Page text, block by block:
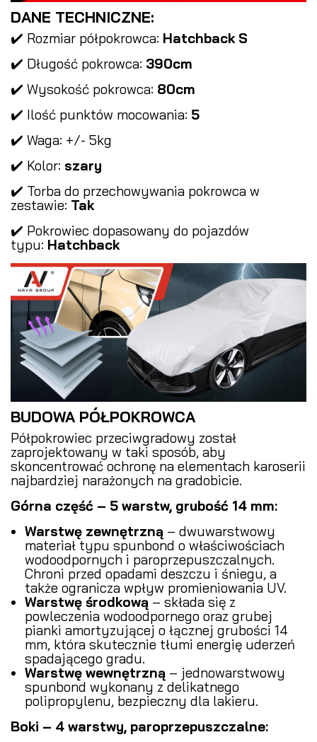
DANE TECHNICZNE:
✔️ Rozmiar półpokrowca: Hatchback S
✔️ Długość pokrowca: 390cm
✔️ Wysokość pokrowca: 80cm
✔️ Ilość punktów mocowania: 5
✔️ Waga: +/- 5kg
✔️ Kolor: szary
✔️ Torba do przechowywania pokrowca w
zestawie: Tak
✔️ Pokrowiec dopasowany do pojazdów
typu: Hatchback
BUDOWA PÓŁPOKROWCA
Półpokrowiec przeciwgradowy został
zaprojektowany w taki sposób, aby
skoncentrować ochronę na elementach karoserii
najbardziej narażonych na gradobicie.
Górna część – 5 warstw, grubość 14 mm:
Warstwę zewnętrzną – dwuwarstwowy
materiał typu spunbond o właściwościach
wodoodpornych i paroprzepuszczalnych.
Chroni przed opadami deszczu i śniegu, a
także ogranicza wpływ promieniowania UV.
Warstwę środkową – składa się z
powleczenia wodoodpornego oraz grubej
pianki amortyzującej o łącznej grubości 14
mm, która skutecznie tłumi energię uderzeń
spadającego gradu.
Warstwę wewnętrzną – jednowarstwowy
spunbond wykonany z delikatnego
polipropylenu, bezpieczny dla lakieru.
Boki – 4 warstwy, paroprzepuszczalne: